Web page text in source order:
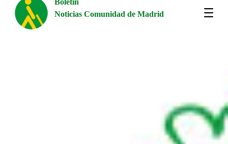
Noticias Comunidad de Madrid